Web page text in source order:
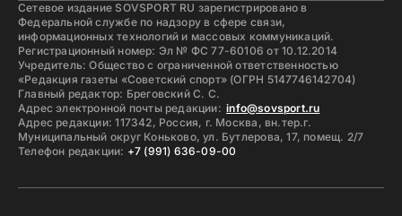
Сетевое издание SOVSPORT RU зарегистрировано в
Федеральной службе по надзору в сфере связи,
информационных технологий и массовых коммуникаций.
Регистрационный номер: Эл № ФС 77-60106 от 10.12.2014
Учредитель: Общество с ограниченной ответственностью
«Редакция газеты «Советский спорт» (ОГРН 5147746142704)
Главный редактор: Бреговский С. С.
Адрес электронной почты редакции: info@sovsport.ru
Адрес редакции: 117342, Россия, г. Москва, вн.тер.г.
Муниципальный округ Коньково, ул. Бутлерова, 17, помещ. 2/7
Телефон редакции: +7 (991) 636-09-00